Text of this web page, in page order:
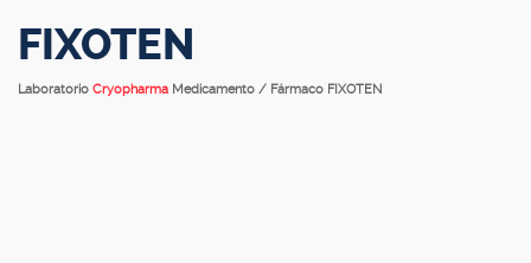
FIXOTEN
Laboratorio Cryopharma Medicamento / Fármaco FIXOTEN